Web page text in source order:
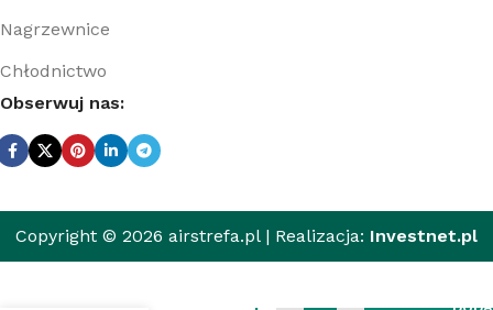
Nagrzewnice
Chłodnictwo
Obserwuj nas:
Copyright © 2026 airstrefa.pl | Realizacja: Investnet.pl
Elektryczny
1